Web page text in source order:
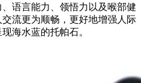
语言能力、领悟力以及喉部健
流更为顺畅，更好地增强人际
海水蓝的托帕石。